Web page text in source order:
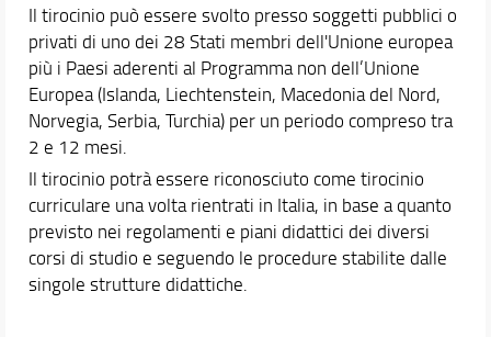
Il tirocinio può essere svolto presso soggetti pubblici o
privati di uno dei 28 Stati membri dell'Unione europea
più i Paesi aderenti al Programma non dell’Unione
Europea (Islanda, Liechtenstein, Macedonia del Nord,
Norvegia, Serbia, Turchia) per un periodo compreso tra
2 e 12 mesi.
Il tirocinio potrà essere riconosciuto come tirocinio
curriculare una volta rientrati in Italia, in base a quanto
previsto nei regolamenti e piani didattici dei diversi
corsi di studio e seguendo le procedure stabilite dalle
singole strutture didattiche.